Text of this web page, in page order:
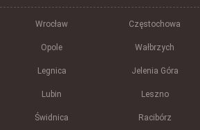
Wrocław Częstochowa
Opole Wałbrzych
Legnica Jelenia Góra
Lubin Leszno
Świdnica Racibórz